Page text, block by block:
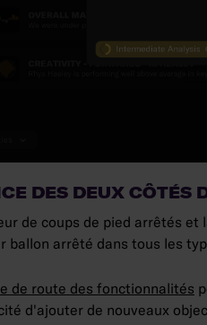
DES DEUX CÔTÉS
de coups de pied arrêtés
ballon arrêté dans tous les
de route des fonctionnalités
d'ajouter de nouveaux